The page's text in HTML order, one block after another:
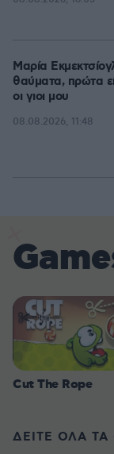
Μαρία
θαύματα, πρώτα
οι γιοι μου
08.08.2026, 11:48
Cut The Rope
ΔΕΙΤΕ ΟΛΑ ΤΑ